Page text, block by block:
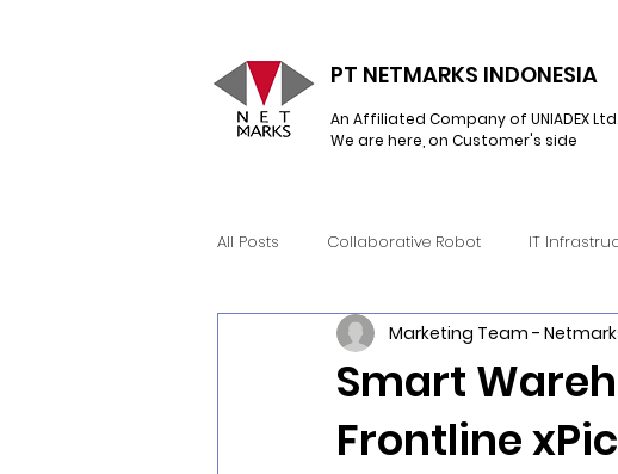
PT NETMARKS INDONESIA
An Affiliated Company of UNIADEX
We are here, on Customer's side
All Posts Collaborative Robot IT
Network Infrastructure
Snow Software RealWear Virtual
Smart
Frontline
Marketing Team -